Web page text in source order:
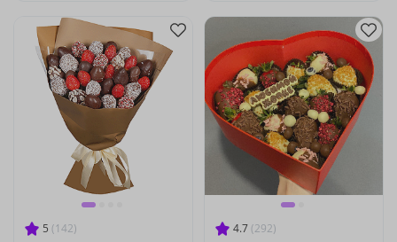
5 (142) 4.7 (292)